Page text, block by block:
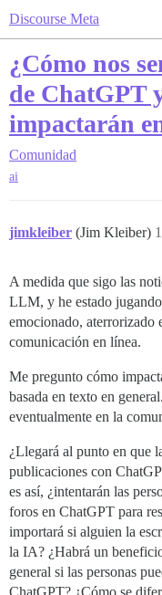
Discourse Meta
¿Cómo nos
de ChatGPT
impactarán
Comunidad
ai
jimkleiber (Jim Kleiber) 1
A medida que sigo las
LLM, y he estado
emocionado, aterrorizado
comunicación en línea.
Me pregunto cómo
basada en texto en
eventualmente en la
¿Llegará al punto en que
publicaciones con
es así, ¿intentarán las
foros en ChatGPT para
importará si alguien la
la IA? ¿Habrá un
general si las personas